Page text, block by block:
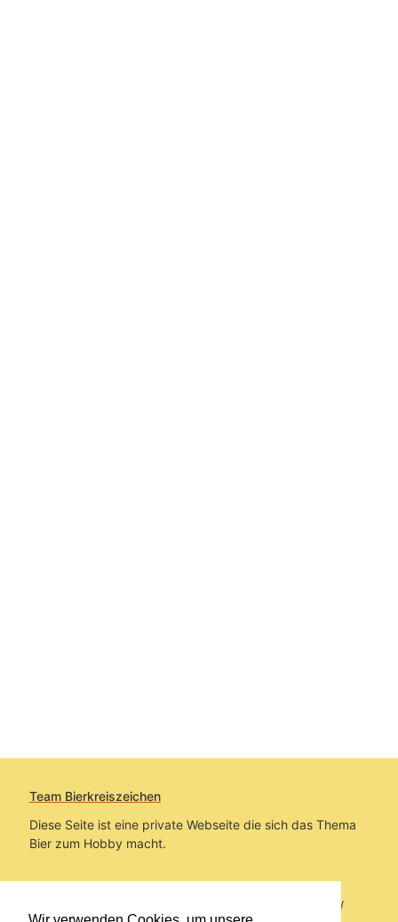
Team Bierkreiszeichen
Diese Seite ist eine private Webseite die sich das Thema
Bier zum Hobby macht.
Sie befinden sich auf https://www.bierkreiszeichen.at/